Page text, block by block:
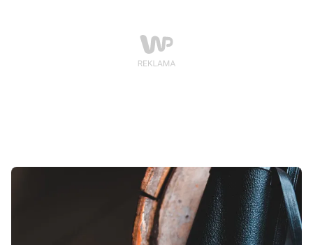
komfort jazdy (amortyzacja), system składania, waga,
maksymalne obciążenie, cena oraz dostępność części